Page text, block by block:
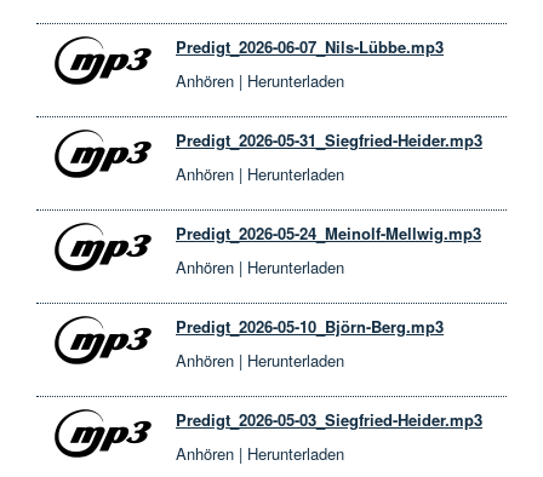
Predigt_2026-06-07_Nils-Lübbe.mp3
Anhören | Herunterladen
Predigt_2026-05-31_Siegfried-Heider.mp3
Anhören | Herunterladen
Predigt_2026-05-24_Meinolf-Mellwig.mp3
Anhören | Herunterladen
Predigt_2026-05-10_Björn-Berg.mp3
Anhören | Herunterladen
Predigt_2026-05-03_Siegfried-Heider.mp3
Anhören | Herunterladen